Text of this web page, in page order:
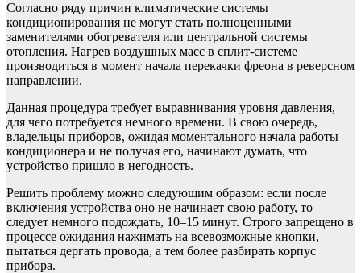
Согласно ряду причин климатические системы
кондиционирования не могут стать полноценными
заменителями обогревателя или центральной системы
отопления. Нагрев воздушных масс в сплит-системе
производиться в момент начала перекачки фреона в реверсном
направлении.
Данная процедура требует выравнивания уровня давления,
для чего потребуется немного времени. В свою очередь,
владельцы приборов, ожидая моментального начала работы
кондиционера и не получая его, начинают думать, что
устройство пришло в негодность.
Решить проблему можно следующим образом: если после
включения устройства оно не начинает свою работу, то
следует немного подождать, 10–15 минут. Строго запрещено в
процессе ожидания нажимать на всевозможные кнопки,
пытаться дергать провода, а тем более разбирать корпус
прибора.